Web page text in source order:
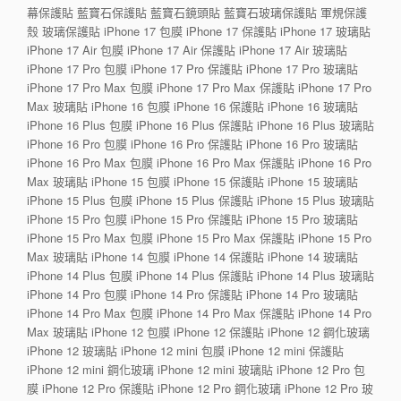
幕保護貼 藍寶石保護貼 藍寶石鏡頭貼 藍寶石玻璃保護貼 軍規保護
殼 玻璃保護貼 iPhone 17 包膜 iPhone 17 保護貼 iPhone 17 玻璃貼
iPhone 17 Air 包膜 iPhone 17 Air 保護貼 iPhone 17 Air 玻璃貼
iPhone 17 Pro 包膜 iPhone 17 Pro 保護貼 iPhone 17 Pro 玻璃貼
iPhone 17 Pro Max 包膜 iPhone 17 Pro Max 保護貼 iPhone 17 Pro
Max 玻璃貼 iPhone 16 包膜 iPhone 16 保護貼 iPhone 16 玻璃貼
iPhone 16 Plus 包膜 iPhone 16 Plus 保護貼 iPhone 16 Plus 玻璃貼
iPhone 16 Pro 包膜 iPhone 16 Pro 保護貼 iPhone 16 Pro 玻璃貼
iPhone 16 Pro Max 包膜 iPhone 16 Pro Max 保護貼 iPhone 16 Pro
Max 玻璃貼 iPhone 15 包膜 iPhone 15 保護貼 iPhone 15 玻璃貼
iPhone 15 Plus 包膜 iPhone 15 Plus 保護貼 iPhone 15 Plus 玻璃貼
iPhone 15 Pro 包膜 iPhone 15 Pro 保護貼 iPhone 15 Pro 玻璃貼
iPhone 15 Pro Max 包膜 iPhone 15 Pro Max 保護貼 iPhone 15 Pro
Max 玻璃貼 iPhone 14 包膜 iPhone 14 保護貼 iPhone 14 玻璃貼
iPhone 14 Plus 包膜 iPhone 14 Plus 保護貼 iPhone 14 Plus 玻璃貼
iPhone 14 Pro 包膜 iPhone 14 Pro 保護貼 iPhone 14 Pro 玻璃貼
iPhone 14 Pro Max 包膜 iPhone 14 Pro Max 保護貼 iPhone 14 Pro
Max 玻璃貼 iPhone 12 包膜 iPhone 12 保護貼 iPhone 12 鋼化玻璃
iPhone 12 玻璃貼 iPhone 12 mini 包膜 iPhone 12 mini 保護貼
iPhone 12 mini 鋼化玻璃 iPhone 12 mini 玻璃貼 iPhone 12 Pro 包
膜 iPhone 12 Pro 保護貼 iPhone 12 Pro 鋼化玻璃 iPhone 12 Pro 玻